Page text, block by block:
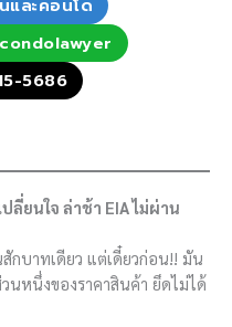
และคอนโด
5686
ลี่ยนใจ ล่าช้า EIA ไม่ผ่าน
บาทเดียว แต่เดี๋ยวก่อน!! มัน
นหนึ่งของราคาสินค้า ยึดไม่ได้